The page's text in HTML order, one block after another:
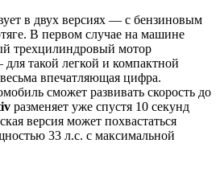
в двух версиях — с бензиновым
В первом случае на машине
трехцилиндровый мотор
такой легкой и компактной
впечатляющая цифра.
сможет развивать скорость до
разменяет уже спустя 10 секунд
версия может похвастаться
33 л.с. с максимальной